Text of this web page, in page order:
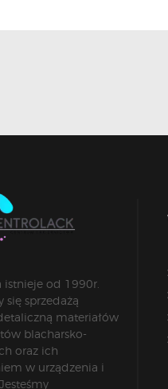
istnieje od 1990r.
się sprzedażą
materiałów
blacharsko-
oraz ich
w urządzenia i